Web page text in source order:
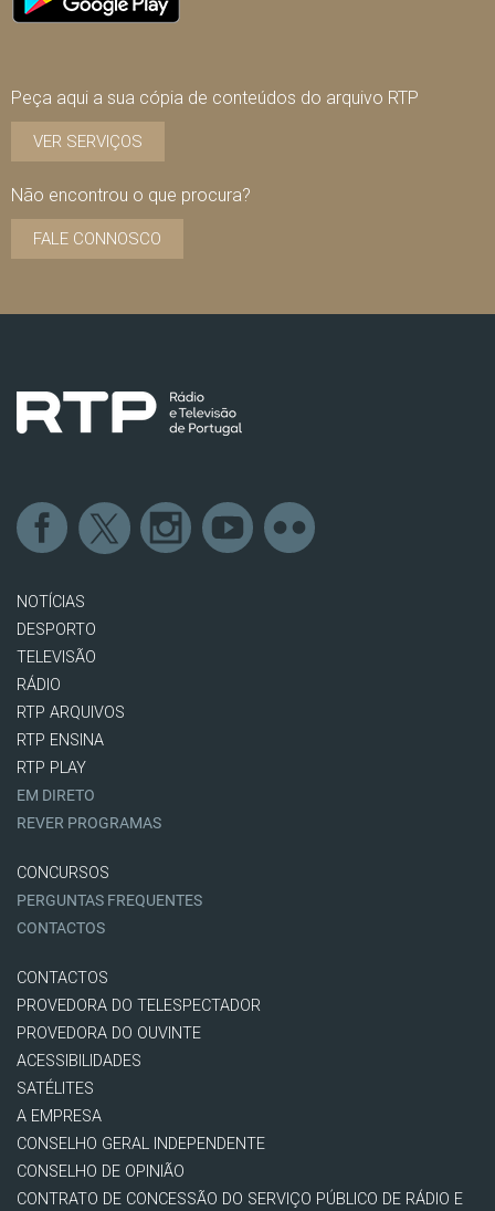
Peça aqui a sua cópia de conteúdos do arquivo RTP
VER SERVIÇOS
Não encontrou o que procura?
FALE CONNOSCO
NOTÍCIAS
DESPORTO
TELEVISÃO
RÁDIO
RTP ARQUIVOS
RTP ENSINA
RTP PLAY
EM DIRETO
REVER PROGRAMAS
CONCURSOS
PERGUNTAS FREQUENTES
CONTACTOS
CONTACTOS
PROVEDORA DO TELESPECTADOR
PROVEDORA DO OUVINTE
ACESSIBILIDADES
SATÉLITES
A EMPRESA
CONSELHO GERAL INDEPENDENTE
CONSELHO DE OPINIÃO
CONTRATO DE CONCESSÃO DO SERVIÇO PÚBLICO DE RÁDIO E